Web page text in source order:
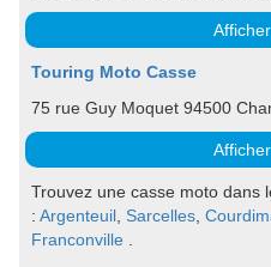
Touring Moto Casse
75 rue Guy Moquet 94500
Trouvez une casse moto dans
: Argenteuil Sarcelles
Franconville